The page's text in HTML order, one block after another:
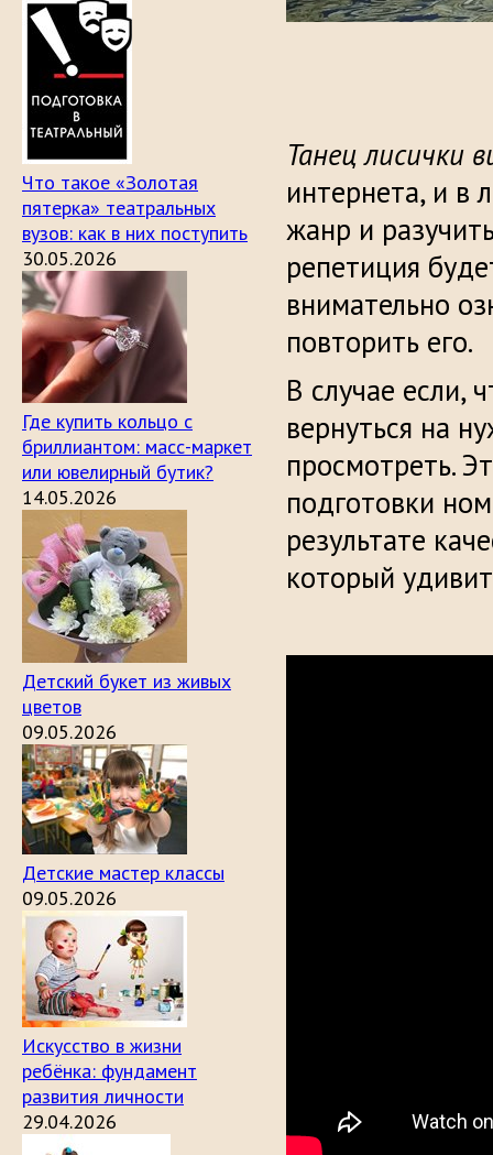
Что такое «Золотая
пятерка» театральных
вузов: как в них поступить
30.05.2026
Где купить кольцо с
бриллиантом: масс-маркет
или ювелирный бутик?
14.05.2026
Детский букет из живых
цветов
09.05.2026
Детские мастер классы
09.05.2026
Искусство в жизни
ребёнка: фундамент
развития личности
29.04.2026
Танец лисички
интернета, и в
жанр и
репетиция
внимательно
повторить его.
В случае если,
вернуться на
просмотреть.
подготовки
результате
который